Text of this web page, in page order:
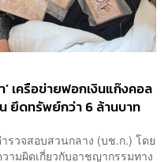
เครือข่ายฟอกเงินแก๊งคอล
ยึดทรัพย์กว่า 6 ล้านบาท
วจสอบสวนกลาง (บช.ก.) โดย
ามผิดเกี่ยวกับอาชญากรรมทาง